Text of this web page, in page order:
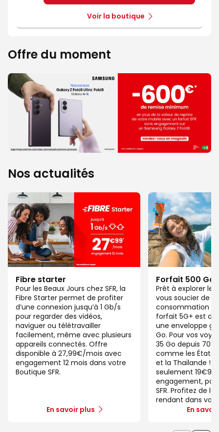
Voir la boutique
Offre du moment
Nos actualités
Fibre starter
Pour les Beaux Jours chez SFR, la
Fibre Starter permet de profiter
d’une connexion jusqu’à 1 Gb/s
pour regarder des vidéos,
naviguer ou télétravailler
facilement, même avec plusieurs
appareils connectés. Offre
disponible à 27,99€/mois avec
engagement 12 mois dans votre
Boutique SFR.
En savoir plus
Forfait 500 Go
Prêt à explorer le
vous soucier de
consommation
forfait 5G+ est
une enveloppe
Go. Pour vos
35 Go depuis 70
comme les États-
et la Thaïlande !
seulement
engagement,
SFR. Profitez de
rendant dans
En